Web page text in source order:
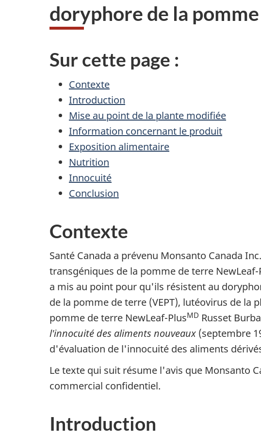
doryphore de la
Sur cette page :
Contexte
Introduction
Mise au point de la plante modifiée
Information concernant le produit
Exposition alimentaire
Nutrition
Innocuité
Conclusion
Contexte
Santé Canada a prévenu Monsanto Canada
transgéniques de la pomme de terre NewLeaf-
a mis au point pour qu'ils résistent au
de la pomme de terre (VEPT), lutéovirus de la
pomme de terre NewLeaf-PlusMD Russet
l'innocuité des aliments nouveaux (septembre
d'évaluation de l'innocuité des aliments
Le texte qui suit résume l'avis que Monsanto
commercial confidentiel.
Introduction